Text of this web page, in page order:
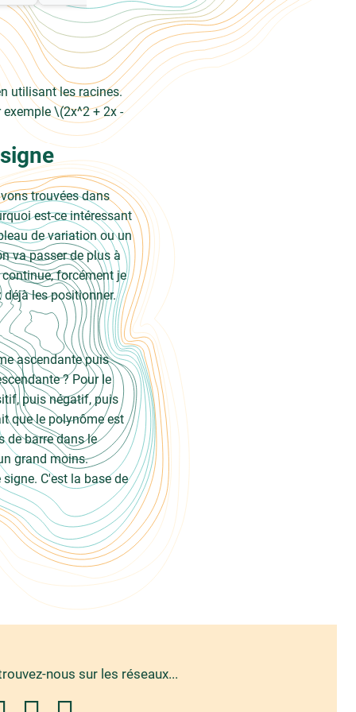
utilisant les racines.
\(2x^2 + 2x -
trouvées dans
est-ce intéressant
de variation ou un
va passer de plus à
forcément je
déjà les positionner.
ascendante puis
? Pour le
puis négatif, puis
que le polynôme est
de barre dans le
grand moins.
C'est la base de
nous sur les réseaux...